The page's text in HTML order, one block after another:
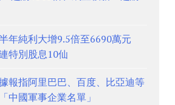
年純利大增9.5倍至6690萬元
特別股息10仙
報指阿里巴巴、百度、比亞迪等
中國軍事企業名單」